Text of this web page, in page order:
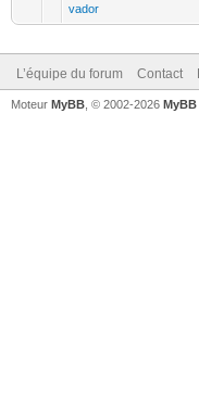
vador
L’équipe du forum Contact
Moteur MyBB , © 2002-2026